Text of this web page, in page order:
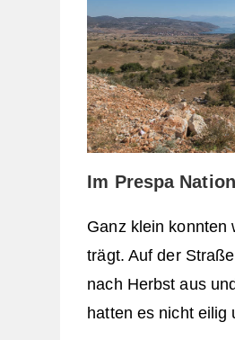
Im Prespa
Ganz klein konnten
trägt. Auf der
nach Herbst aus
hatten es nicht eilig